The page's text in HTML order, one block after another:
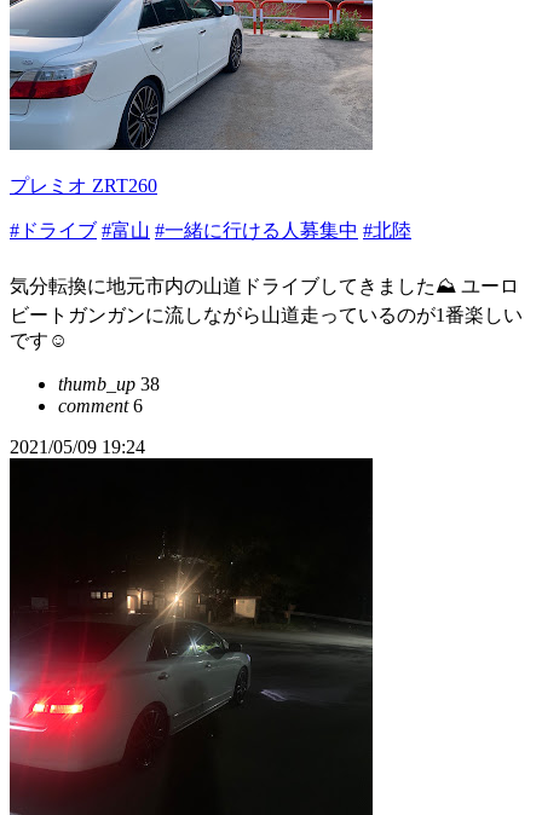
プレミオ ZRT260
#ドライブ #富山 #一緒に行ける人募集中 #北陸
気分転換に地元市内の山道ドライブしてきました⛰ ユーロ
ビートガンガンに流しながら山道走っているのが1番楽しい
です☺️
thumb_up 38
comment6
2021/05/09 19:24